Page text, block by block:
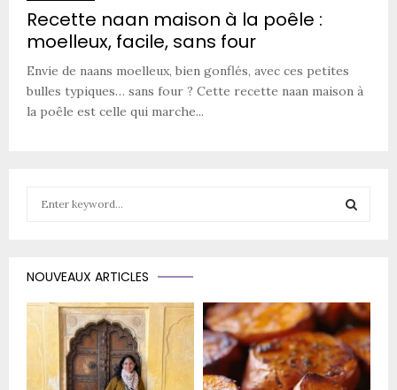
Recette naan maison à la poêle :
moelleux, facile, sans four
Envie de naans moelleux, bien gonflés, avec ces petites
bulles typiques… sans four ? Cette recette naan maison à
la poêle est celle qui marche...
c
f
o
A
R
C
NOUVEAUX ARTICLES